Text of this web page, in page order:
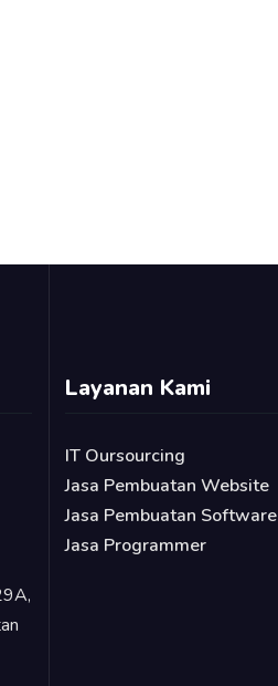
Layanan Kami
IT Oursourcing
Jasa Pembuatan Website
Jasa Pembuatan Software
Jasa Programmer